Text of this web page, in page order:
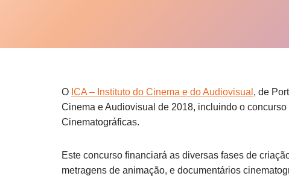
O ICA – Instituto do Cinema e do Audiovisual , de
Cinema e Audiovisual de 2018, incluindo o
Cinematográficas.
Este concurso financiará as diversas fases de
metragens de animação, e documentários